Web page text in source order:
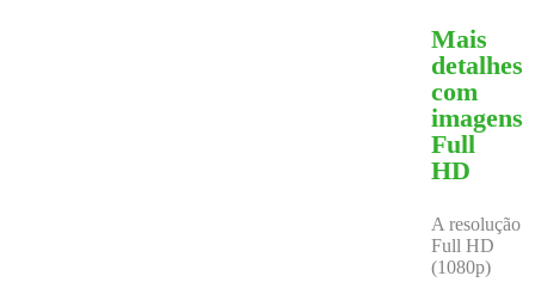
Mais
detalhes
com
imagens
Full
HD
A resolução
Full HD
(1080p)